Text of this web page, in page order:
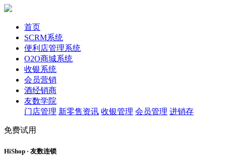
首页
SCRM系统
便利店管理系统
O2O商城系统
收银系统
会员营销
酒经销商
友数学院
门店管理 新零售资讯 收银管理 会员管理 进销存
免费试用
HiShop · 友数连锁